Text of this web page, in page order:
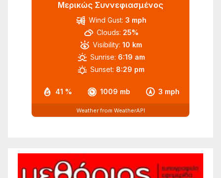
Μερικώς Συννεφιασμένος
41 % 1009 mb 3 mph
Wind Gust: 3 mph
Clouds: 25%
Visibility: 10 km
Sunrise: 6:19 am
Sunset: 8:29 pm
Weather from WeatherAPI